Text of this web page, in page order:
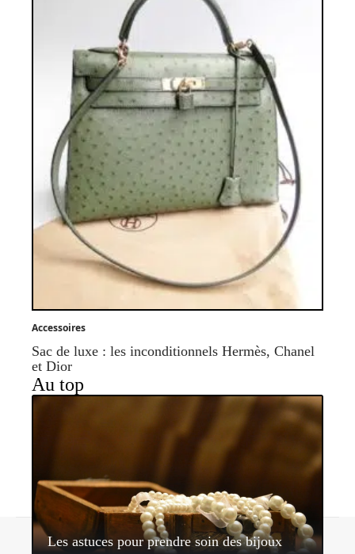
Accessoires
Sac de luxe : les inconditionnels Hermès, Chanel
et Dior
Au top
Les astuces pour prendre soin des bijoux
Contact Mentions légales Sitemap